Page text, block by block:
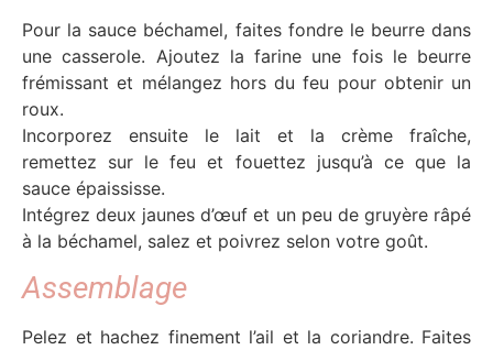
Pour la sauce béchamel, faites fondre le beurre dans
une casserole. Ajoutez la farine une fois le beurre
frémissant et mélangez hors du feu pour obtenir un
roux.
Incorporez ensuite le lait et la crème fraîche,
remettez sur le feu et fouettez jusqu’à ce que la
sauce épaississe.
Intégrez deux jaunes d’œuf et un peu de gruyère râpé
à la béchamel, salez et poivrez selon votre goût.
Assemblage
Pelez et hachez finement l’ail et la coriandre. Faites